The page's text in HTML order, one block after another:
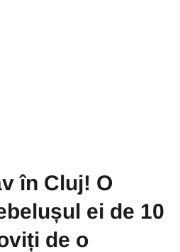
în Cluj! O
ei de 10
de o